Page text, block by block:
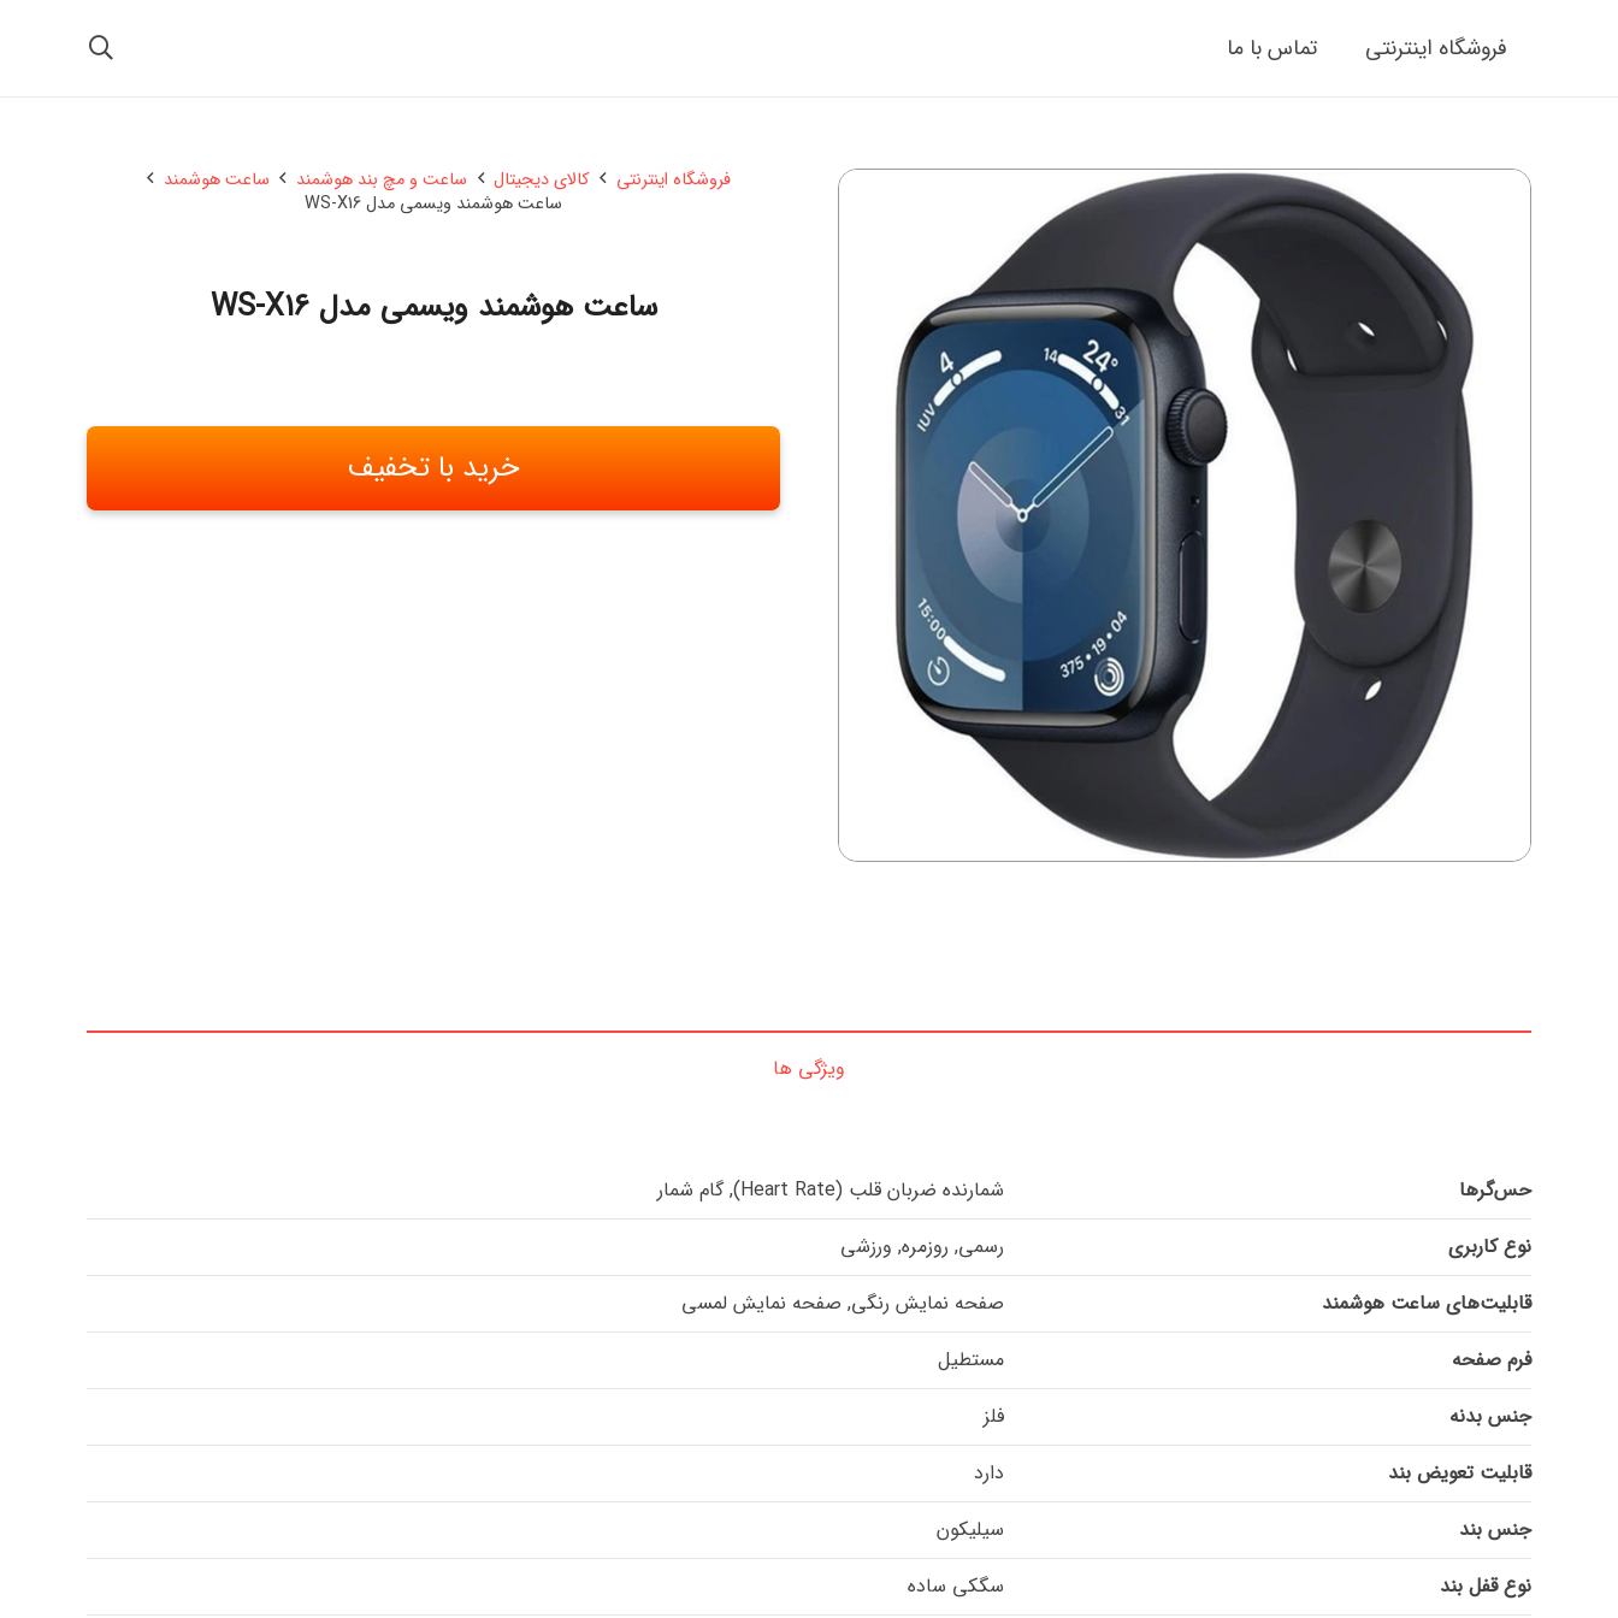
فروشگاه اینترنتی تماس با ما
فروشگاه اینترنتی کالای دیجیتال ساعت و مچ بند هوشمند
ساعت هوشمند
ساعت هوشمند ویسمی مدل WS-X16
ساعت هوشمند ویسمی مدل WS-X16
خرید با تخفیف
ویژگی ها
حس‌گرها
شمارنده ضربان قلب (Heart Rate), گام شمار
نوع کاربری
رسمی, روزمره, ورزشی
قابلیت‌های ساعت هوشمند
صفحه نمایش رنگی, صفحه نمایش لمسی
فرم صفحه
مستطیل
جنس بدنه
فلز
قابلیت تعویض بند
دارد
جنس بند
سیلیکون
نوع قفل بند
سگکی ساده